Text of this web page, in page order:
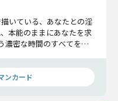
いている、あなたとの淫
本能のままにあなたを求
密な時間のすべてを、
ンカード